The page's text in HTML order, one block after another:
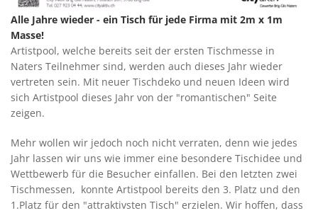
Alle Jahre wieder - ein Tisch für jede Firma mit 2m x 1m
Masse!
Artistpool, welche bereits seit der ersten Tischmesse in
Naters Teilnehmer sind, werden auch dieses Jahr wieder
vertreten sein. Mit neuer Tischdeko und neuen Ideen wird
sich Artistpool dieses Jahr von der "romantischen" Seite
zeigen.
Mehr wollen wir jedoch noch nicht verraten, denn wie jedes
Jahr lassen wir uns wie immer eine besondere Tischidee und
Wettbewerb für die Besucher einfallen. Bei den letzten zwei
Tischmessen, konnte Artistpool bereits den 3. Platz und den
1.Platz für den "attraktivsten Tisch" erzielen. Wir hoffen, dass